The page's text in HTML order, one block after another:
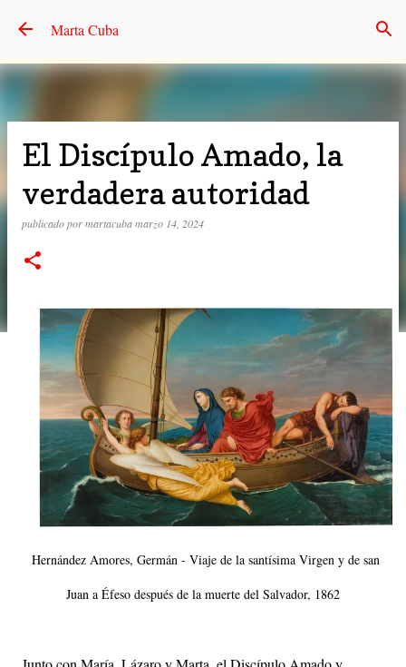
Marta Cuba
El Discípulo Amado, la
verdadera autoridad
publicado pormartacubamarzo 14, 2024
Hernández Amores, Germán - Viaje de la santísima Virgen y de san
Juan a Éfeso después de la muerte del Salvador, 1862